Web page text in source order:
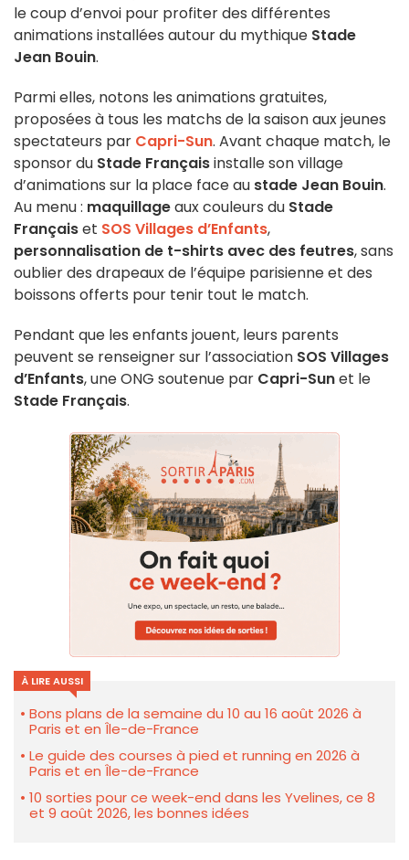
le coup d’envoi pour profiter des différentes
animations installées autour du mythique Stade
Jean Bouin.
Parmi elles, notons les animations gratuites,
proposées à tous les matchs de la saison aux jeunes
spectateurs par Capri-Sun. Avant chaque match, le
sponsor du Stade Françaisinstalle son village
d’animations sur la place face au stade Jean Bouin.
Au menu : maquillageaux couleurs du Stade
Françaiset SOS Villages d’Enfants,
personnalisation de t-shirts avec des feutres, sans
oublier des drapeaux de l’équipe parisienne et des
boissons offerts pour tenir tout le match.
Pendant que les enfants jouent, leurs parents
peuvent se renseigner sur l’association SOS Villages
d’Enfants, une ONG soutenue par Capri-Sunet le
Stade Français.
À LIRE AUSSI
Bons plans de la semaine du 10 au 16 août 2026 à
Paris et en Île-de-France
Le guide des courses à pied et running en 2026 à
Paris et en Île-de-France
10 sorties pour ce week-end dans les Yvelines, ce 8
et 9 août 2026, les bonnes idées